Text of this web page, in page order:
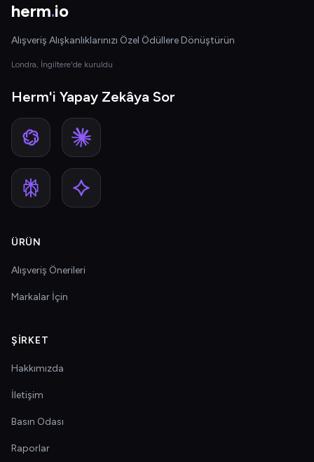
herm.io
Alışveriş Alışkanlıklarınızı Özel Ödüllere Dönüştürün
Londra, İngiltere'de kuruldu
Herm'i Yapay Zekâya Sor
ÜRÜN
Alışveriş Önerileri
Markalar İçin
ŞIRKET
Hakkımızda
İletişim
Basın Odası
Raporlar